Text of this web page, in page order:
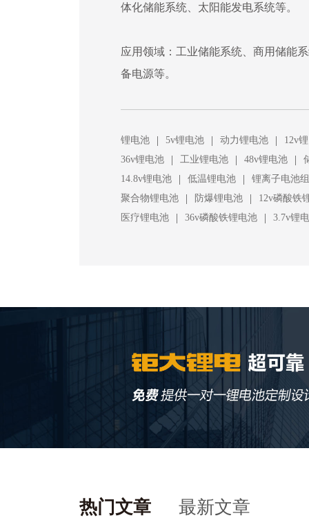
体化储能系统、太阳能发电系统等。
应用领域：工业储能系统、商用储能
备电源等。
锂电池 | 5v锂电池 | 动力锂电池 |
12v
36v锂电池
| 工业锂电池 | 48v锂电池 |
14.8v锂电池
| 低温锂电池 |
锂离子电池组
聚合物锂电池
| 防爆锂电池 |
12v磷酸铁
医疗锂电池
| 36v磷酸铁锂电池 | 3.7v锂
热门文章 最新文章